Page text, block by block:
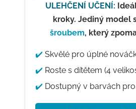
ULEHČENÍ UČENÍ:
kroky. Jediný model
šroubem, který
✔️ Skvělé pro úplné
✔️ Roste s dítětem (4
✔️ Dostupný v barvách